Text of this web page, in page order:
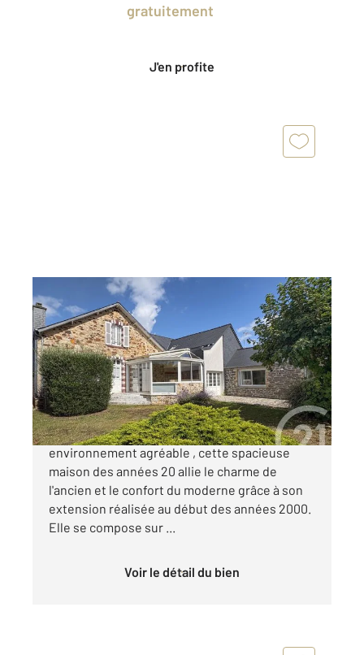
gratuitement
J'en profite
BARNEVILLE CARTERET 50
189 m2, 7 pièces
Ref : 1898
Maison à vendre
590 000 €
Au cœur de Carteret, située dans un
environnement agréable , cette spacieuse
maison des années 20 allie le charme de
l'ancien et le confort du moderne grâce à son
extension réalisée au début des années 2000.
Elle se compose sur ...
Voir le détail du bien